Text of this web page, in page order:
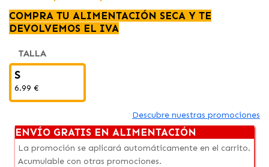
COMPRA TU ALIMENTACIÓN SECA Y TE
DEVOLVEMOS EL IVA
TALLA
S
6.99 €
Descubre nuestras promociones
ENVÍO GRATIS EN ALIMENTACIÓN
La promoción se aplicará automáticamente en el carrito.
Acumulable con otras promociones.